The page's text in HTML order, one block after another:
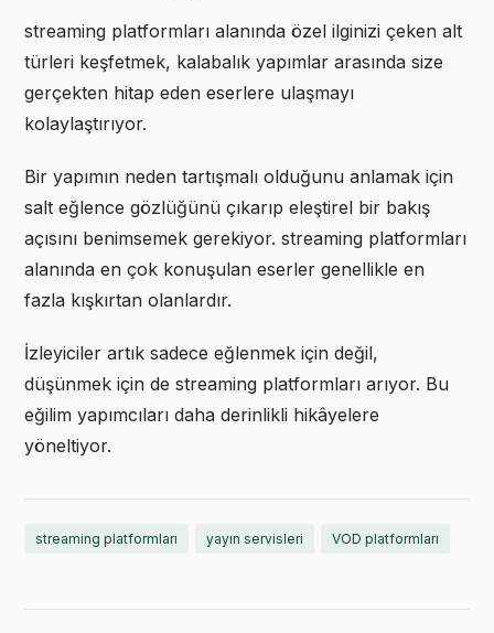
streaming platformları alanında özel ilginizi çeken alt
türleri keşfetmek, kalabalık yapımlar arasında size
gerçekten hitap eden eserlere ulaşmayı
kolaylaştırıyor.
Bir yapımın neden tartışmalı olduğunu anlamak için
salt eğlence gözlüğünü çıkarıp eleştirel bir bakış
açısını benimsemek gerekiyor. streaming platformları
alanında en çok konuşulan eserler genellikle en
fazla kışkırtan olanlardır.
İzleyiciler artık sadece eğlenmek için değil,
düşünmek için de streaming platformları arıyor. Bu
eğilim yapımcıları daha derinlikli hikâyelere
yöneltiyor.
streaming platformları yayın servisleri VOD platformları